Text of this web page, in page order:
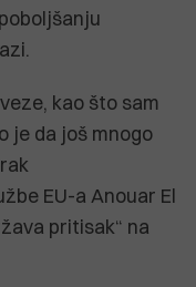
kao što sam
je da još mnogo
EU-a Anouar El
pritisak“ na